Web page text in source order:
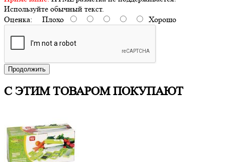
Используйте обычный текст.
Оценка: Плохо Хорошо
Продолжить
С ЭТИМ ТОВАРОМ ПОКУПАЮТ